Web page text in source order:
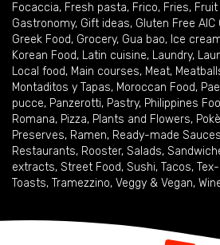
Focaccia, Fresh pasta, Frico, Fries,
Gastronomy, Gift ideas, Gluten Free AIC
Greek Food, Grocery, Gua bao, Ice
Korean Food, Latin cuisine, Laundry,
Local food, Main courses, Meat,
Montaditos y Tapas, Moroccan Food,
pucce, Panzerotti, Pastry, Philippines
Romana, Pizza, Plants and Flowers, Pokè
Preserves, Ramen, Ready-made Sauces
Restaurants, Rooster, Salads,
extracts, Street Food, Sushi, Tacos,
Toasts, Tramezzino, Veggy & Vegan,